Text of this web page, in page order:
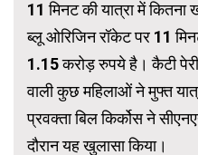
11 मिनट की यात्रा में कितना
ब्लू ओरिजिन रॉकेट पर 11
1.15 करोड़ रुपये है। कैटी
वाली कुछ महिलाओं ने मुफ्त
प्रवक्ता बिल किर्कोस ने
दौरान यह खुलासा किया।